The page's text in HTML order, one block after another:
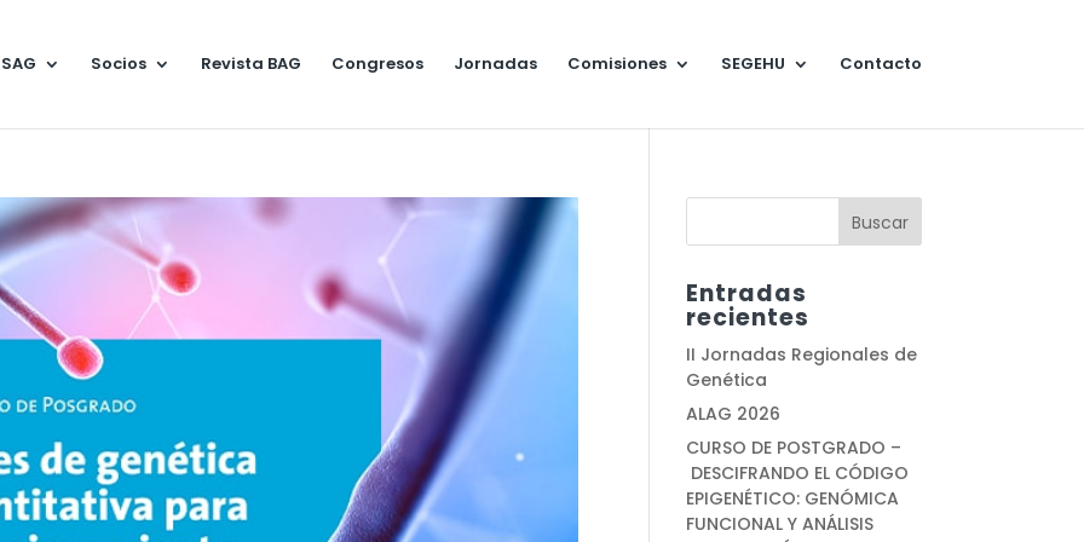
Socios Revista BAG Congresos Jornadas Comisiones SEGEHU Contacto
Entradas
recientes
II Jornadas Regionales de
Genética
ALAG 2026
CURSO DE POSTGRADO –
DESCIFRANDO EL CÓDIGO
EPIGENÉTICO: GENÓMICA
FUNCIONAL Y ANÁLISIS